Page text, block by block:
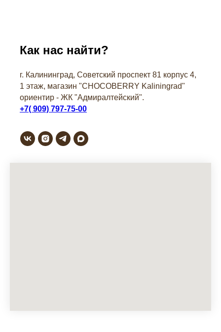
Как нас найти?
г. Калининград, Советский проспект 81 корпус 4,
1 этаж, магазин "СHOCOBERRY Kaliningrad"
ориентир - ЖК "Адмиралтейский".
+7( 909) 797-75-00